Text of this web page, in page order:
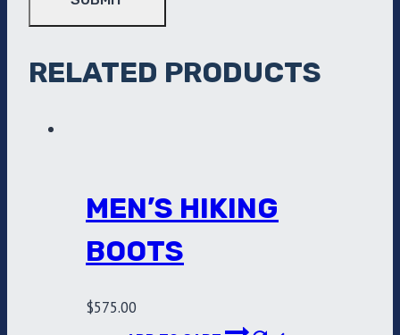
RELATED PRODUCTS
MEN’S HIKING
BOOTS
$575.00